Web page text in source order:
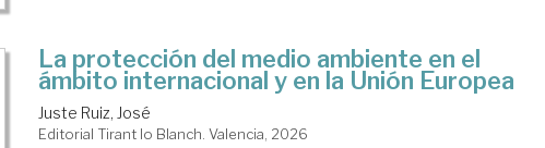
La protección del medio ambiente en el
ámbito internacional y en la Unión Europea
Juste Ruiz, José
Editorial Tirant lo Blanch. Valencia, 2026